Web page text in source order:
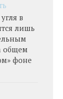
в
лишь
общем
фоне